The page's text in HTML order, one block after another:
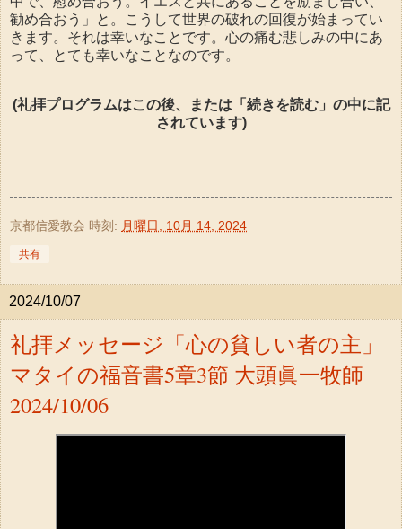
勧め合おう」と。こうして世界の破れの回復が始まってい
きます。それは幸いなことです。心の痛む悲しみの中にあ
って、とても幸いなことなのです。
(礼拝プログラムはこの後、または「続きを読む」の中に記
されています)
京都信愛教会 時刻: 月曜日, 10月 14, 2024
共有
2024/10/07
礼拝メッセージ「心の貧しい者の主」
マタイの福音書5章3節 大頭眞一牧師
2024/10/06